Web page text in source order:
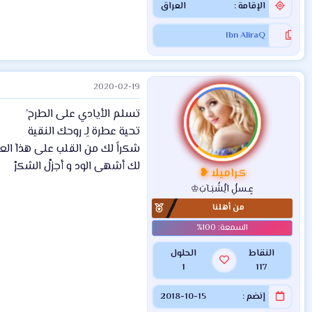
الإقامة العراق
Ibn AliraQ
كراميلا ❥
عٍـسلُِ آلُِشُبَـآبَ♔
من أهلنا
النقاط
117
الحلول
1
إنضم 2018-10-15
2020-02-19
تسلم الأيادي على الطرح’
تحية عطرة لِـ روحك النقية
شكراً لك من القلب على هذآ
لك أشهى الود و أجزلْ الشكرْ